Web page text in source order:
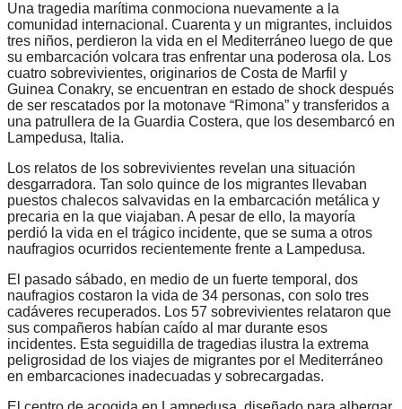
Una tragedia marítima conmociona nuevamente a la
comunidad internacional. Cuarenta y un migrantes, incluidos
tres niños, perdieron la vida en el Mediterráneo luego de que
su embarcación volcara tras enfrentar una poderosa ola. Los
cuatro sobrevivientes, originarios de Costa de Marfil y
Guinea Conakry, se encuentran en estado de shock después
de ser rescatados por la motonave “Rimona” y transferidos a
una patrullera de la Guardia Costera, que los desembarcó en
Lampedusa, Italia.
Los relatos de los sobrevivientes revelan una situación
desgarradora. Tan solo quince de los migrantes llevaban
puestos chalecos salvavidas en la embarcación metálica y
precaria en la que viajaban. A pesar de ello, la mayoría
perdió la vida en el trágico incidente, que se suma a otros
naufragios ocurridos recientemente frente a Lampedusa.
El pasado sábado, en medio de un fuerte temporal, dos
naufragios costaron la vida de 34 personas, con solo tres
cadáveres recuperados. Los 57 sobrevivientes relataron que
sus compañeros habían caído al mar durante esos
incidentes. Esta seguidilla de tragedias ilustra la extrema
peligrosidad de los viajes de migrantes por el Mediterráneo
en embarcaciones inadecuadas y sobrecargadas.